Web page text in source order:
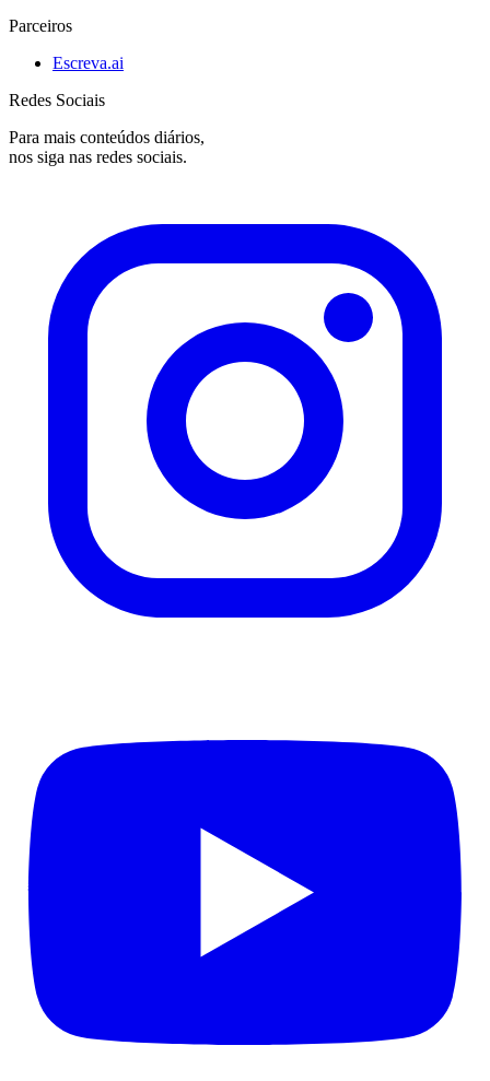
Parceiros
Escreva.ai
Redes Sociais
Para mais conteúdos diários,
nos siga nas redes sociais.